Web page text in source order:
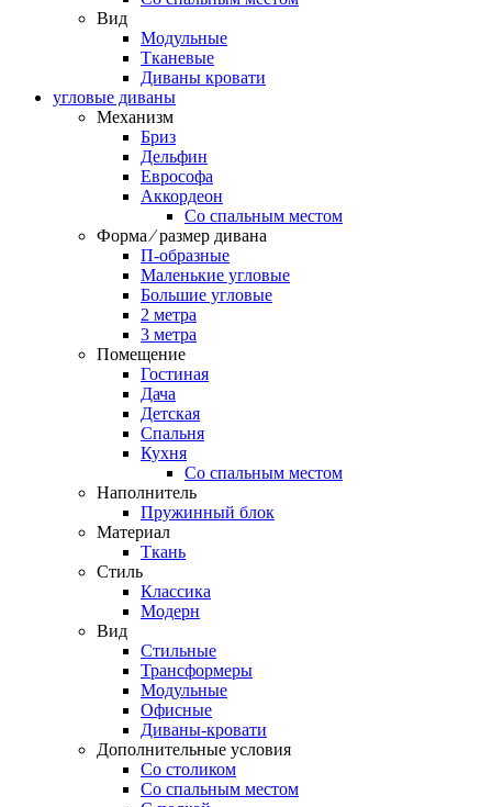
Вид
Модульные
Тканевые
Диваны кровати
угловые диваны
Механизм
Бриз
Дельфин
Еврософа
Аккордеон
Со спальным местом
Форма ⁄ размер дивана
П-образные
Маленькие угловые
Большие угловые
2 метра
3 метра
Помещение
Гостиная
Дача
Детская
Спальня
Кухня
Со спальным местом
Наполнитель
Пружинный блок
Материал
Ткань
Стиль
Классика
Модерн
Вид
Стильные
Трансформеры
Модульные
Офисные
Диваны-кровати
Дополнительные условия
Со столиком
Со спальным местом